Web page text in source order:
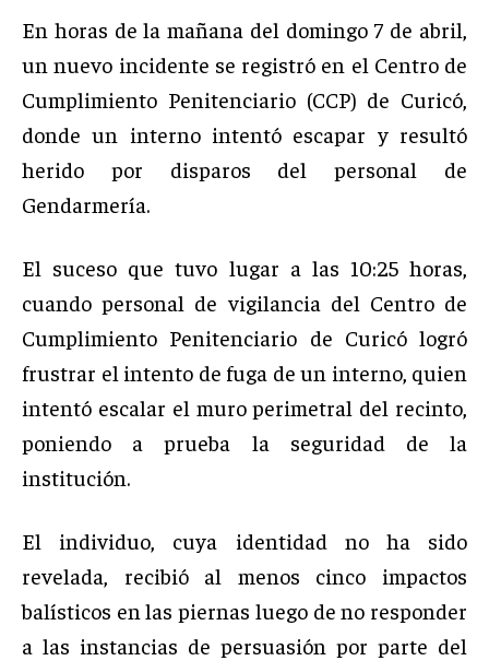
En horas de la mañana del domingo 7 de abril,
un nuevo incidente se registró en el Centro de
Cumplimiento Penitenciario (CCP) de Curicó,
donde un interno intentó escapar y resultó
herido por disparos del personal de
Gendarmería.
El suceso que tuvo lugar a las 10:25 horas,
cuando personal de vigilancia del Centro de
Cumplimiento Penitenciario de Curicó logró
frustrar el intento de fuga de un interno, quien
intentó escalar el muro perimetral del recinto,
poniendo a prueba la seguridad de la
institución.
El individuo, cuya identidad no ha sido
revelada, recibió al menos cinco impactos
balísticos en las piernas luego de no responder
a las instancias de persuasión por parte del